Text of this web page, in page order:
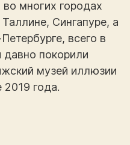
многих городах
Сингапуре, а
всего в
давно покорили
музей иллюзии
2019 года.